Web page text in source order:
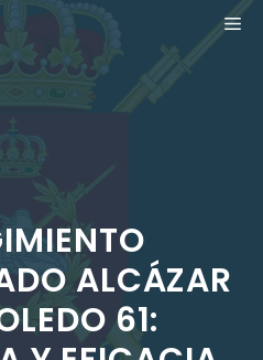
ALCÁZAR
61: